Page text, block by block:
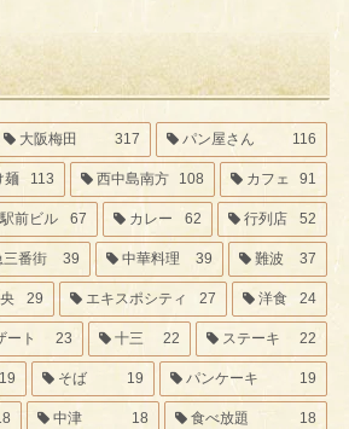
大阪梅田 317 パン屋さん 116
麺 113 西中島南方 108 カフェ 91
前ビル 67 カレー 62 行列店 52
三番街 39 中華料理 39 難波 37
29 エキスポシティ 27 洋食 24
ート 23 十三 22 ステーキ 22
19 そば 19 パンケーキ 19
中津 18 食べ放題 18